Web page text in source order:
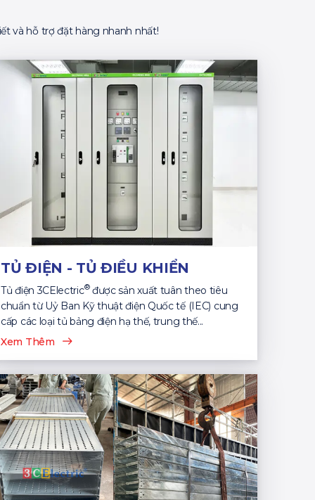
và hỗ trợ đặt hàng nhanh nhất!
TỦ ĐIỆN - TỦ ĐIỀU KHIỂN
Tủ điện 3CElectric®được sản xuất tuân theo tiêu
chuẩn từ Uỷ Ban Kỹ thuật điện Quốc tế (IEC) cung
cấp các loại tủ bảng điện hạ thế, trung thế...
Xem Thêm